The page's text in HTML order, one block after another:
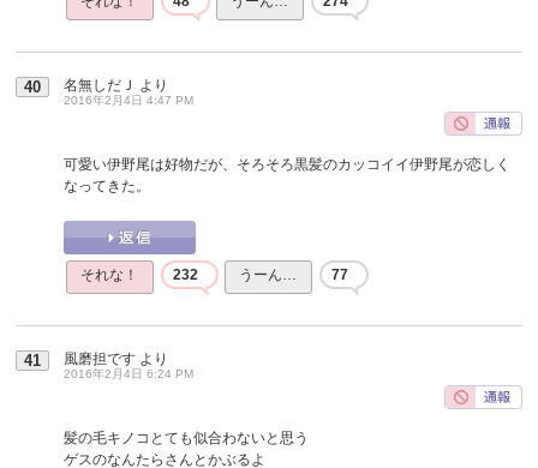
40 名無しだＪ より
2016年2月4日 4:47 PM
可愛い伊野尾は好物だが、そろそろ黒髪のカッコイイ伊野尾が恋しく
なってきた。
それな！ 232 うーん… 77
41 風磨担です より
2016年2月4日 6:24 PM
髪の毛キノコとても似合わないと思う
ゲスのなんたらさんとかぶるよ